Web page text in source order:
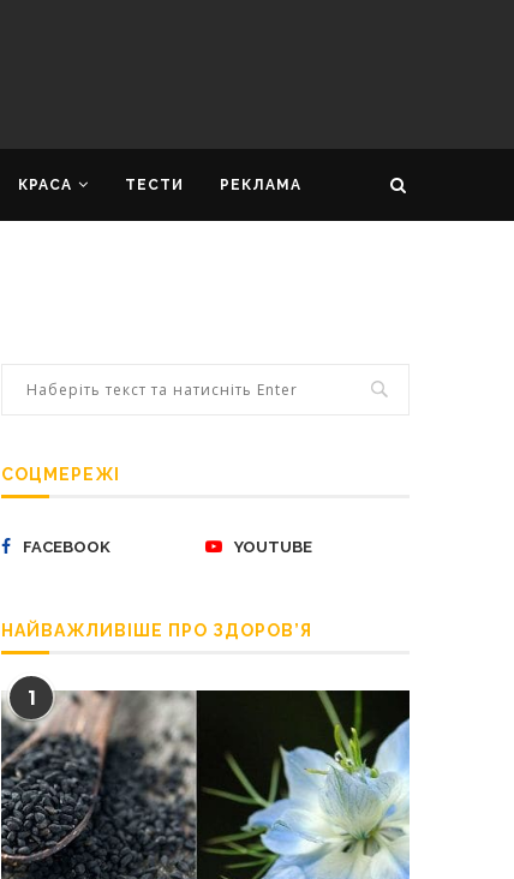
КРАСА ТЕСТИ РЕКЛАМА
СОЦМЕРЕЖІ
FACEBOOK YOUTUBE
НАЙВАЖЛИВІШЕ ПРО ЗДОРОВ’Я
1